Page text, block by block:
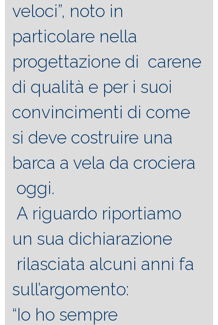
veloci”, noto in
particolare nella
progettazione di carene
di qualità e per i suoi
convincimenti di come
si deve costruire una
barca a vela da crociera
oggi.
A riguardo riportiamo
un sua dichiarazione
rilasciata alcuni anni fa
sull’argomento:
“Io ho sempre